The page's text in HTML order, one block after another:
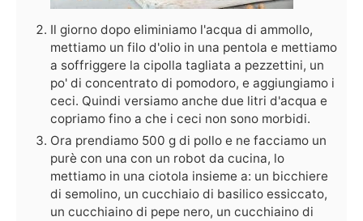
Il giorno dopo eliminiamo l'acqua di ammollo,
mettiamo un filo d'olio in una pentola e mettiamo
a soffriggere la cipolla tagliata a pezzettini, un
po' di concentrato di pomodoro, e aggiungiamo i
ceci. Quindi versiamo anche due litri d'acqua e
copriamo fino a che i ceci non sono morbidi.
Ora prendiamo 500 g di pollo e ne facciamo un
purè con una con un robot da cucina, lo
mettiamo in una ciotola insieme a: un bicchiere
di semolino, un cucchiaio di basilico essiccato,
un cucchiaino di pepe nero, un cucchiaino di